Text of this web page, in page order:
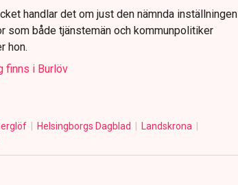
handlar det om just den nämnda inställningen
som både tjänstemän och kommunpolitiker
hon.
finns i Burlöv
Helsingborgs Dagblad
Landskrona